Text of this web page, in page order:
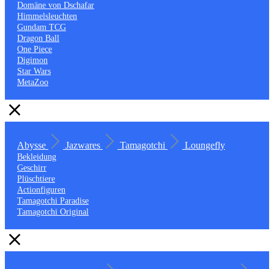
Domäne von Dschafar
Himmelsleuchten
Gundam TCG
Dragon Ball
One Piece
Digimon
Star Wars
MetaZoo
Abysse Jazwares Tamagotchi Loungefly
Bekleidung
Geschirr
Plüschtiere
Actionfiguren
Tamagotchi Paradise
Tamagotchi Original